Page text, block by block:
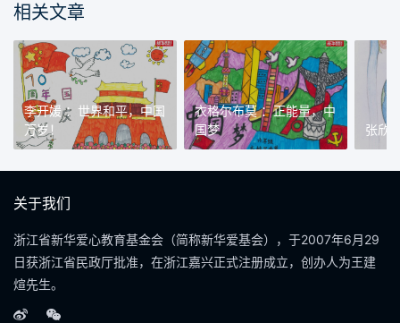
相关文章
李开媛 ：世界和平，中国
万岁！
衣格尔布莫 ：正能量，中
国梦
张欣
关于我们
浙江省新华爱心教育基金会（简称新华爱基会），于2007年6月29
日获浙江省民政厅批准，在浙江嘉兴正式注册成立，创办人为王建
煊先生。